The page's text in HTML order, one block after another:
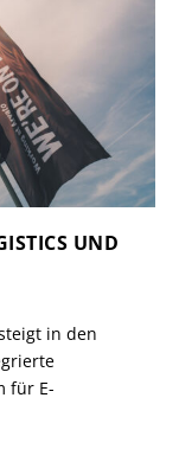
UND
in den
für E-